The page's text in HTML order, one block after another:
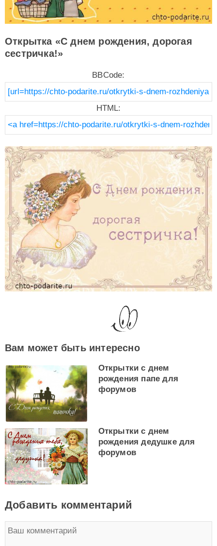
Открытка «С днем рождения, дорогая
сестричка!»
BBCode:
HTML:
Вам может быть интересно
Открытки с днем
рождения папе для
форумов
Открытки с днем
рождения дедушке для
форумов
Добавить комментарий